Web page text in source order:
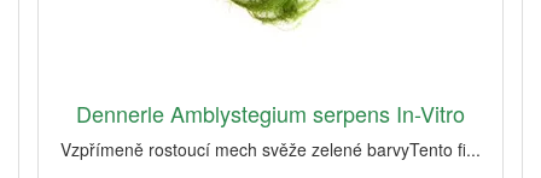
Dennerle Amblystegium serpens In-Vitro
Vzpřímeně rostoucí mech svěže zelené barvyTento fi...